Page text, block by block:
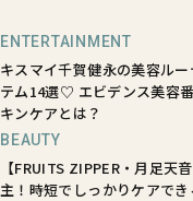
ENTERTAINMENT
キスマイ千賀健永の美容ル
テム14選♡ エビデンス美容
キンケアとは？
BEAUTY
【FRUITS ZIPPER・月足天
主！時短でしっかりケアで